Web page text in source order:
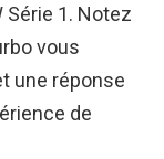
Série 1. Notez
vous
une réponse
de